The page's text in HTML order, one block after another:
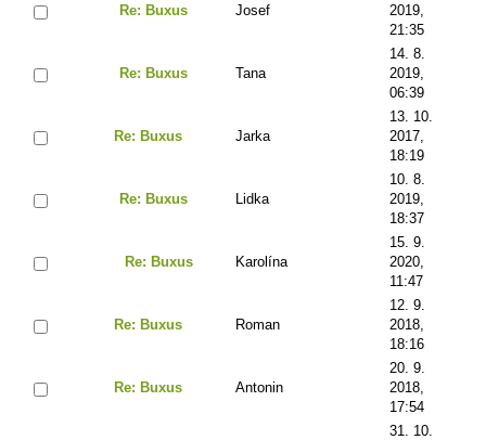
Re: Buxus Josef
2019,
21:35
Re: Buxus Tana
14. 8.
2019,
06:39
Re: Buxus Jarka
13. 10.
2017,
18:19
Re: Buxus Lidka
10. 8.
2019,
18:37
Re: Buxus Karolína
15. 9.
2020,
11:47
Re: Buxus Roman
12. 9.
2018,
18:16
Re: Buxus Antonin
20. 9.
2018,
17:54
31. 10.